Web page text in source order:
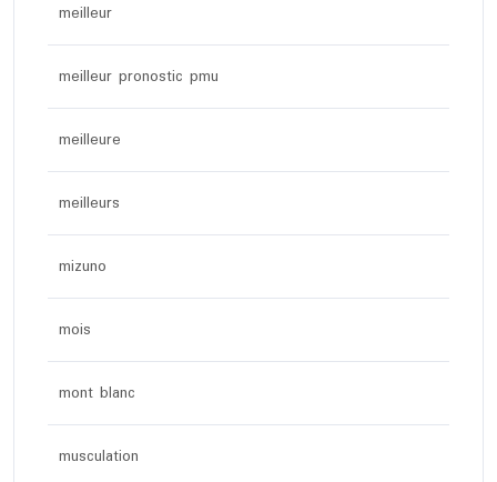
meilleur
meilleur pronostic pmu
meilleure
meilleurs
mizuno
mois
mont blanc
musculation